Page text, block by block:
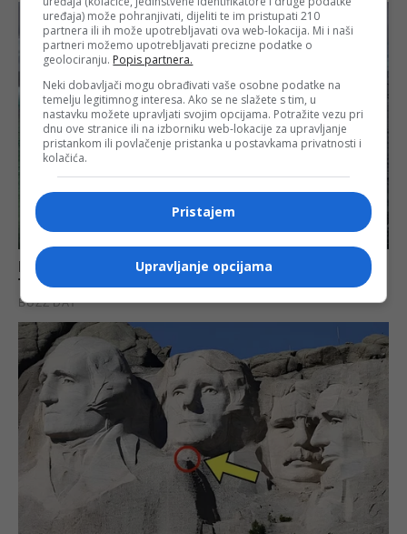
uređaja) može pohranjivati, dijeliti te im pristupati 210
partnera ili ih može upotrebljavati ova web-lokacija. Mi i naši
partneri možemo upotrebljavati precizne podatke o
geolociranju. Popis partnera.
Neki dobavljači mogu obrađivati vaše osobne podatke na
temelju legitimnog interesa. Ako se ne slažete s tim, u
nastavku možete upravljati svojim opcijama. Potražite vezu pri
dnu ove stranice ili na izborniku web-lokacije za upravljanje
pristankom ili povlačenje pristanka u postavkama privatnosti i
kolačića.
Pristajem
Upravljanje opcijama